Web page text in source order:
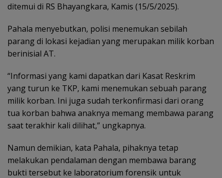
ditemui di RS Bhayangkara, Kamis (15/5/2025).
Pahala menyebutkan, polisi menemukan sebilah
parang di lokasi kejadian yang merupakan milik korban
berinisial AT.
“Informasi yang kami dapatkan dari Kasat Reskrim
yang turun ke TKP, kami menemukan sebuah parang
milik korban. Ini juga sudah terkonfirmasi dari orang
tua korban bahwa anaknya memang membawa parang
saat terakhir kali dilihat,” ungkapnya.
Namun demikian, kata Pahala, pihaknya tetap
melakukan pendalaman dengan membawa barang
bukti tersebut ke laboratorium forensik untuk